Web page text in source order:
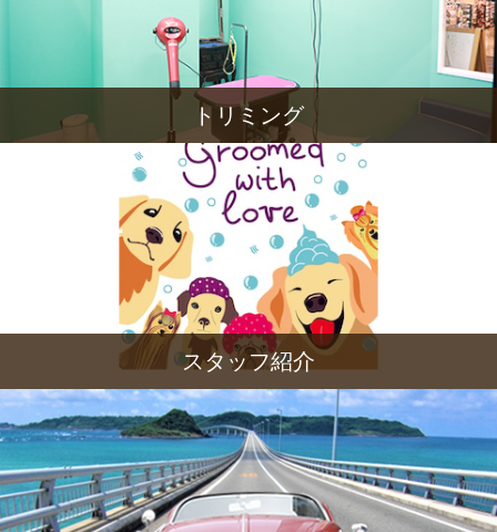
トリミング
スタッフ紹介